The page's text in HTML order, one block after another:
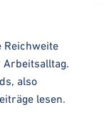
Reichweite
Arbeitsalltag.
also
lesen.